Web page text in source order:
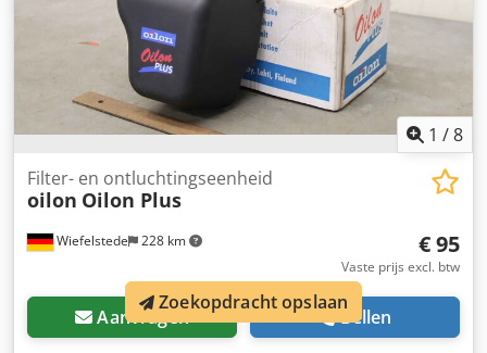
1 /8
Wiefelstede 228 km
Filter- en ontluchtingseenheid
oilon Oilon Plus
€ 95
Vaste prijs excl. btw
Aanvragen Bellen
Zoekopdracht opslaan